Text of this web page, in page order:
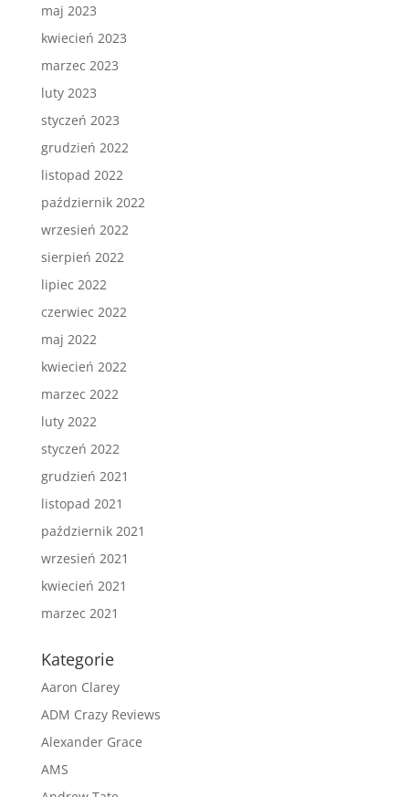
maj 2023
kwiecień 2023
marzec 2023
luty 2023
styczeń 2023
grudzień 2022
listopad 2022
październik 2022
wrzesień 2022
sierpień 2022
lipiec 2022
czerwiec 2022
maj 2022
kwiecień 2022
marzec 2022
luty 2022
styczeń 2022
grudzień 2021
listopad 2021
październik 2021
wrzesień 2021
kwiecień 2021
marzec 2021
Kategorie
Aaron Clarey
ADM Crazy Reviews
Alexander Grace
AMS